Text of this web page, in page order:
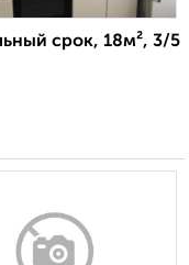
срок, 18м², 3/5